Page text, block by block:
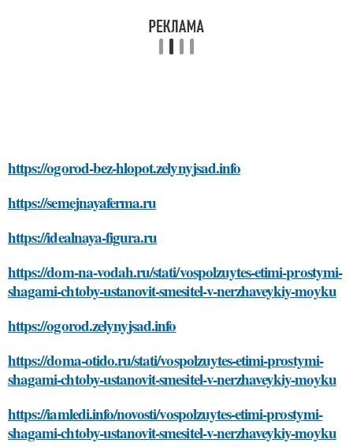
https://ogorod-bez-hlopot.zelynyjsad.info
https://semejnayaferma.ru
https://idealnaya-figura.ru
https://dom-na-vodah.ru/stati/vospolzuytes-etimi-prostymi-
shagami-chtoby-ustanovit-smesitel-v-nerzhaveykiy-moyku
https://ogorod.zelynyjsad.info
https://doma-otido.ru/stati/vospolzuytes-etimi-prostymi-
shagami-chtoby-ustanovit-smesitel-v-nerzhaveykiy-moyku
https://iamledi.info/novosti/vospolzuytes-etimi-prostymi-
shagami-chtoby-ustanovit-smesitel-v-nerzhaveykiy-moyku